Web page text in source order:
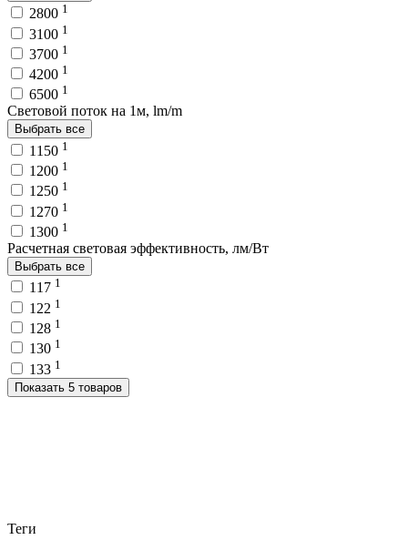
2800 1
3100 1
3700 1
4200 1
6500 1
Световой поток на 1м, lm/m
Выбрать все
1150 1
1200 1
1250 1
1270 1
1300 1
Расчетная световая эффективность, лм/Вт
Выбрать все
117 1
122 1
128 1
130 1
133 1
Показать 5 товаров
Теги